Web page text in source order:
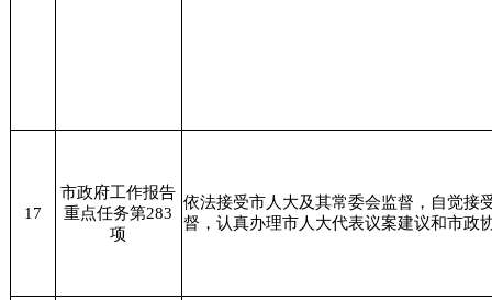
17
市政府工作报告
重点任务第283
项
依法接受市人大及其常委会监督，自觉接
督，认真办理市人大代表议案建议和市政